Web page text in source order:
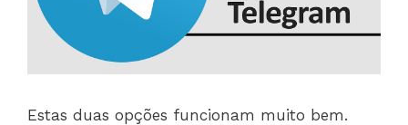
Estas duas opções funcionam muito bem.